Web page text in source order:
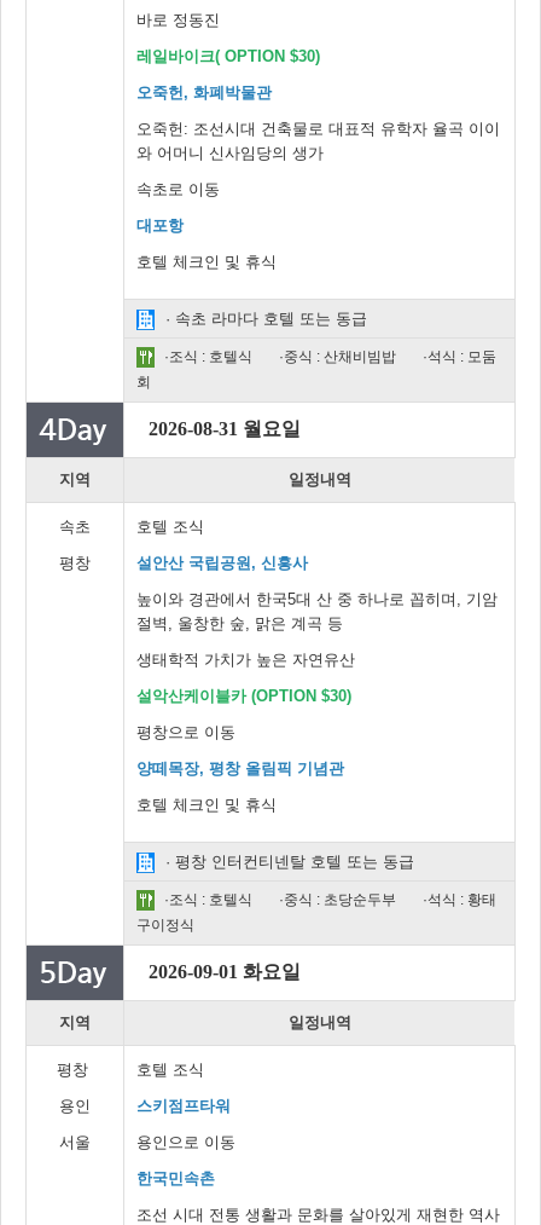
바로 정동진
레일바이크( OPTION $30)
오죽헌, 화폐박물관
오죽헌: 조선시대 건축물로 대표적 유학자 율곡 이이
와 어머니 신사임당의 생가
속초로 이동
대포항
호텔 체크인 및 휴식
· 속초 라마다 호텔 또는 동급
·조식 : 호텔식 ·중식 : 산채비빔밥
·석식 : 모둠
회
2026-08-31 월요일
지역 일정내역
속초
평창
호텔 조식
설안산 국립공원, 신흥사
높이와 경관에서 한국5대 산 중 하나로 꼽히며, 기암
절벽, 울창한 숲, 맑은 계곡 등
생태학적 가치가 높은 자연유산
설악산케이블카 (OPTION $30)
평창으로 이동
양떼목장, 평창 올림픽 기념관
호텔 체크인 및 휴식
· 평창 인터컨티넨탈 호텔 또는 동급
·조식 : 호텔식 ·중식 : 초당순두부
·석식 : 황태
구이정식
2026-09-01 화요일
지역 일정내역
평창
용인
서울
호텔 조식
스키점프타워
용인으로 이동
한국민속촌
조선 시대 전통 생활과 문화를 살아있게 재현한 역사